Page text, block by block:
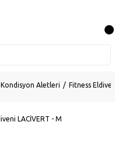
Kondisyon Aletleri Fitness